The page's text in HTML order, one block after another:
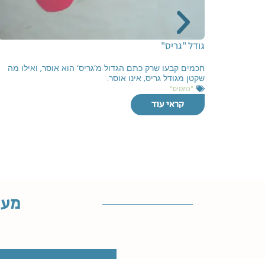
גודל "גריס"
חכמים קבעו שרק כתם הגדול מ‘גריס‘ הוא אוסר, ואילו מה
שקטן מגודל גריס, אינו אוסר.
"כתמים"
קראי עוד